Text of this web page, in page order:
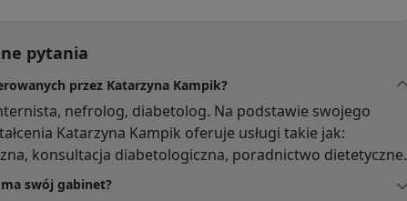
pytania
przez Katarzyna Kampik?
nefrolog, diabetolog. Na podstawie swojego
Katarzyna Kampik oferuje usługi takie jak:
konsultacja diabetologiczna, poradnictwo dietetyczne.
swój gabinet?